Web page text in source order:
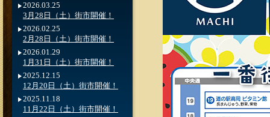
2026.03.25
3月28日（土）街市開催！
2026.02.25
2月28日（土）街市開催！
2026.01.29
1月31日（土）街市開催！
2025.12.15
12月20日（土）街市開催！
2025.11.18
11月22日（土）街市開催！